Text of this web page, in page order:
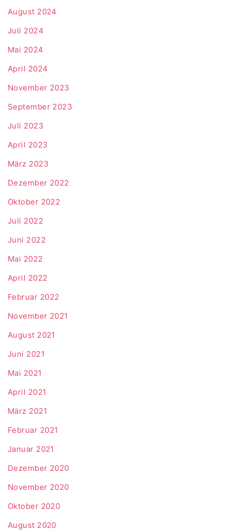
August 2024
Juli 2024
Mai 2024
April 2024
November 2023
September 2023
Juli 2023
April 2023
März 2023
Dezember 2022
Oktober 2022
Juli 2022
Juni 2022
Mai 2022
April 2022
Februar 2022
November 2021
August 2021
Juni 2021
Mai 2021
April 2021
März 2021
Februar 2021
Januar 2021
Dezember 2020
November 2020
Oktober 2020
August 2020